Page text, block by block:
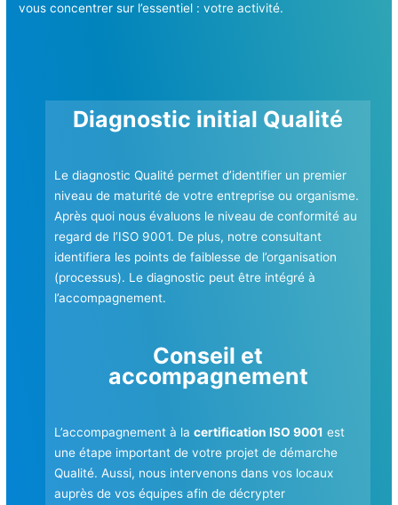
vous concentrer sur l’essentiel : votre activité.
Diagnostic initial Qualité
Le diagnostic Qualité permet d’identifier un premier
niveau de maturité de votre entreprise ou organisme.
Après quoi nous évaluons le niveau de conformité au
regard de l’ISO 9001. De plus, notre consultant
identifiera les points de faiblesse de l’organisation
(processus). Le diagnostic peut être intégré à
l’accompagnement.
Conseil et
accompagnement
L’accompagnement à lacertification ISO 9001 est
une étape important de votre projet de démarche
Qualité. Aussi, nous intervenons dans vos locaux
auprès de vos équipes afin de décrypter